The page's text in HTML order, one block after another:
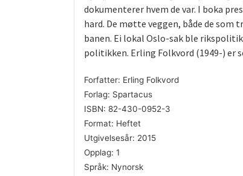
dokumenterer hvem de var. I boka
hard. De møtte veggen, både de
banen. Ei lokal Oslo-sak ble
politikken. Erling Folkvord (1949-) er
Forfatter: Erling Folkvord
Forlag: Spartacus
ISBN: 82-430-0952-3
Format: Heftet
Utgivelsesår: 2015
Opplag: 1
Språk: Nynorsk